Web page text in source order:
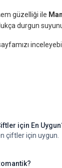
güzelliği ile
durgun
için En
çiftler için uygun.